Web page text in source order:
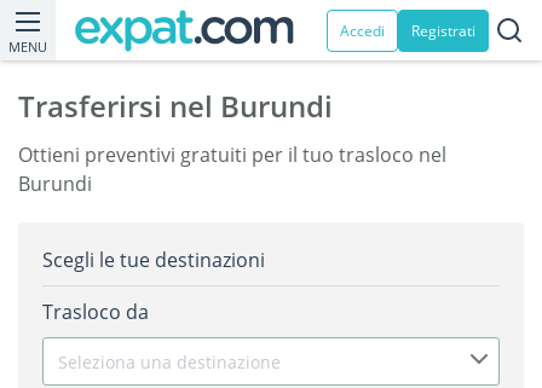
MENU
Accedi Registrati
Trasferirsi nel Burundi
Ottieni preventivi gratuiti per il tuo trasloco nel
Burundi
Scegli le tue destinazioni
Trasloco da
Seleziona una destinazione